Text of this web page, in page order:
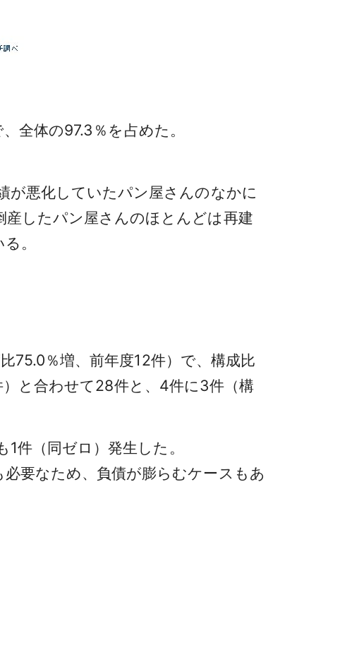
全体の97.3％を占めた。
が悪化していたパン屋さんのなかに
したパン屋さんのほとんどは再建
。
75.0％増、前年度12件）で、構成比
と合わせて28件と、4件に3件（構
件（同ゼロ）発生した。
要なため、負債が膨らむケースもあ